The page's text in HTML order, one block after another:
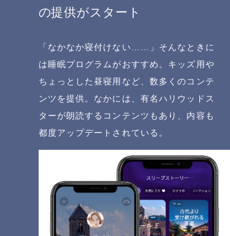
の提供がスタート
「なかなか寝付けない……」そんなときに
は睡眠プログラムがおすすめ。キッズ用や
ちょっとした昼寝用など、数多くのコンテ
ンツを提供。なかには、有名ハリウッドス
ターが朗読するコンテンツもあり、内容も
都度アップデートされている。